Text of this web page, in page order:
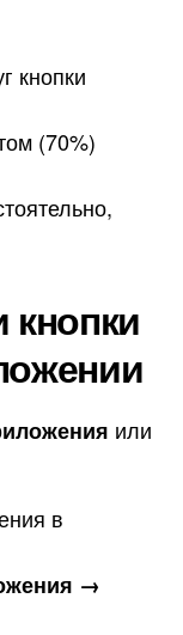
кнопки
(70%)
или
в
→